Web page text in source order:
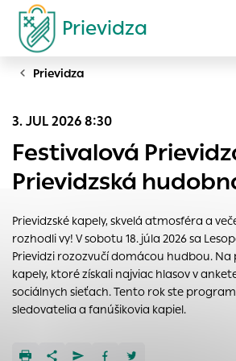
Prievidza
Vyhľadávanie
Prievidza
3. JUL 2026 8:30
Festivalová
Prievidzská
Prievidzské kapely, skvelá atmosféra a
rozhodli vy! V sobotu 18. júla 2026 sa
Prievidzi rozozvučí domácou hudbou.
kapely, ktoré získali najviac hlasov v
sociálnych sieťach. Tento rok ste
sledovatelia a fanúšikovia kapiel.
Nastavenie cookies
Cookies sú malé súbory, do ktorých
ukladať informácie o vašej aktivite a
zapamätoval Vaše prihlásenie alebo
voľba v tomto okne.
Vyberte úroveň cookies, ktorú
Technické cookies
Technické súbory cookie sú pre
umožňujú základné funkcie, ako je